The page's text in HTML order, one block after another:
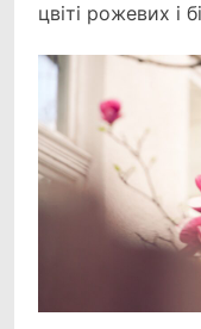
цвіті рожевих і